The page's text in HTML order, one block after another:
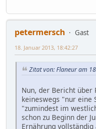
petermersch
Gast
18. Januar 2013, 18:42:27
Zitat von: Flaneur am
Nun, der Bericht über
keineswegs "nur eine
"zumindest im
schon zu Beginn der
Ernährung